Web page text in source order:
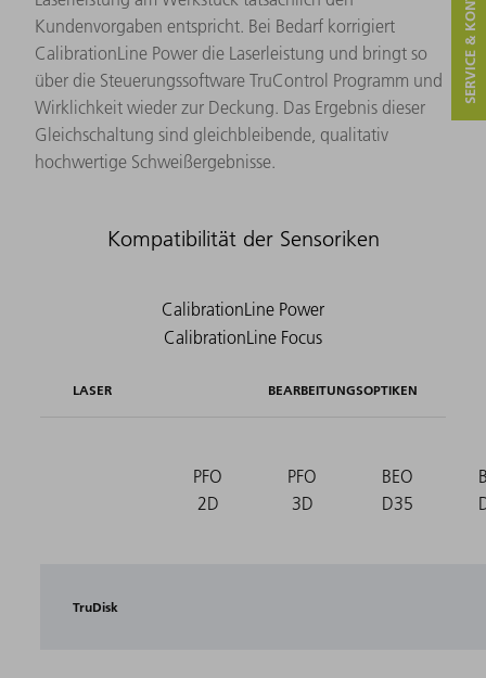
Kundenvorgaben entspricht. Bei Bedarf korrigiert
CalibrationLine Power die Laserleistung und bringt so
über die Steuerungssoftware TruControl Programm und
Wirklichkeit wieder zur Deckung. Das Ergebnis dieser
Gleichschaltung sind gleichbleibende, qualitativ
hochwertige Schweißergebnisse.
Kompatibilität der Sensoriken
LASER BEARBEITUNGSOPTIKEN
PFO
2D
PFO
3D
BEO
D35
TruDisk
SERVICE & KONTAKT